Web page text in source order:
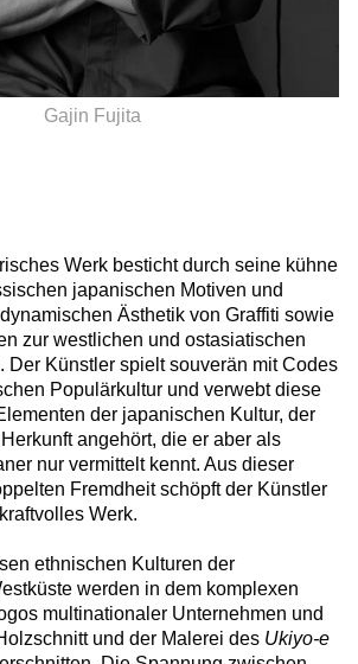
Werk besticht durch seine kühne
japanischen Motiven und
Ästhetik von Graffiti sowie
zur westlichen und ostasiatischen
Der Künstler spielt souverän mit Codes
Populärkultur und verwebt diese
der japanischen Kultur, der
angehört, die er aber als
nur vermittelt kennt. Aus dieser
Fremdheit schöpft der Künstler
Werk.
ethnischen Kulturen der
werden in dem komplexen
multinationaler Unternehmen und
und der Malerei des Ukiyo-e
Gajin Fujita